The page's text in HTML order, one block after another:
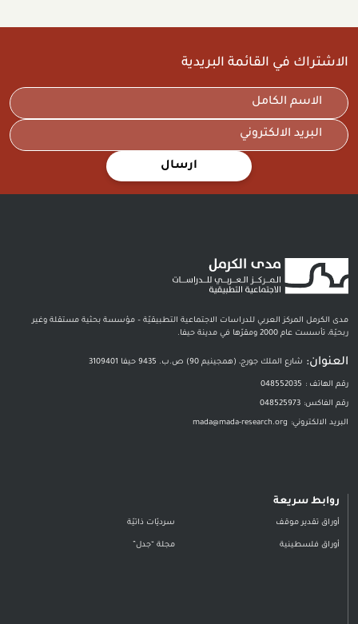
الاشتراك في القائمة البريدية
ارسال
مدى الكرمل المركز العربي للدراسات الاجتماعية التطبيقيّة – مؤسسة بحثية مستقلة وغير
ربحيّة، تأسست عام 2000 ومقرّها في مدينة حيفا.
العنوان: شارع الملك جورج، (همجينيم 90) ص.ب. 9435 حيفا 3109401
رقم الهاتف : 048552035
رقم الفاكس: 048525973
البريد الالكتروني: mada@mada-research.org
روابط سريعة
أوراق تقدير موقف سرديّات ذاتيّة
أوراق فلسطينية مجلة “جدل”